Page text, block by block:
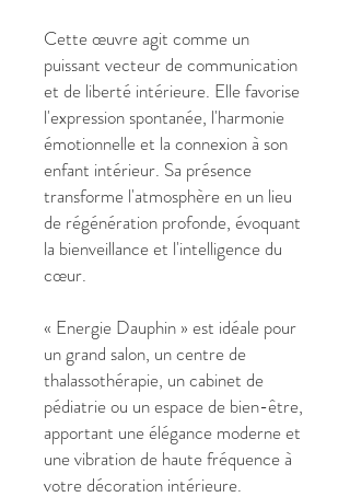
Cette œuvre agit comme un
puissant vecteur de communication
et de liberté intérieure. Elle favorise
l'expression spontanée, l'harmonie
émotionnelle et la connexion à son
enfant intérieur. Sa présence
transforme l'atmosphère en un lieu
de régénération profonde, évoquant
la bienveillance et l'intelligence du
cœur.
« Energie Dauphin » est idéale pour
un grand salon, un centre de
thalassothérapie, un cabinet de
pédiatrie ou un espace de bien-être,
apportant une élégance moderne et
une vibration de haute fréquence à
votre décoration intérieure.